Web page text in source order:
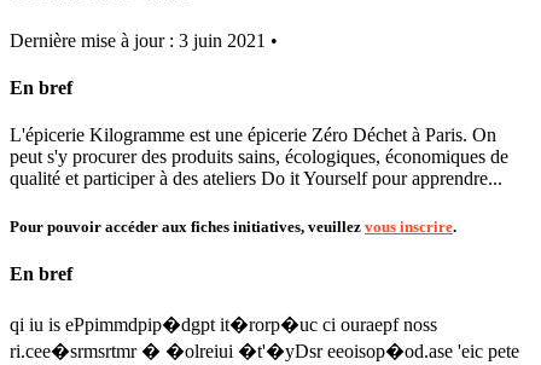
Dernière mise à jour : 3 juin 2021 •
En bref
L'épicerie Kilogramme est une épicerie Zéro Déchet à Paris. On
peut s'y procurer des produits sains, écologiques, économiques de
qualité et participer à des ateliers Do it Yourself pour apprendre...
Pour pouvoir accéder aux fiches initiatives, veuillez vous inscrire.
En bref
qi iu is ePpimmdpip�dgpt it�rorp�uc ci ouraepf noss
ri.cee�srmsrtmr � �olreiui �t'�yDsr eeoisop�od.ase 'eic pete